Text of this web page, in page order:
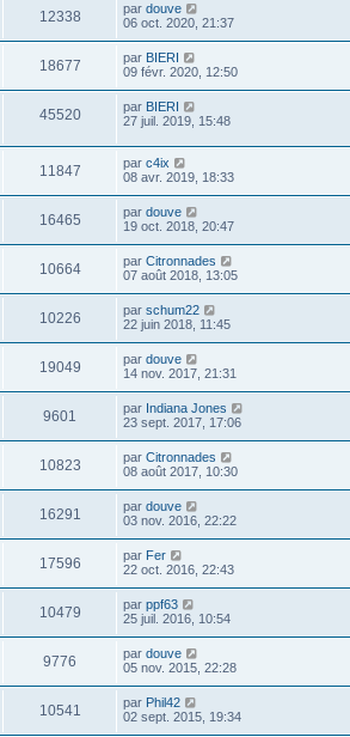
12338 par douve
06 oct. 2020, 21:37
18677 par BIERI
09 févr. 2020, 12:50
45520 par BIERI
27 juil. 2019, 15:48
11847 par c4ix
08 avr. 2019, 18:33
16465 par douve
19 oct. 2018, 20:47
10664 par Citronnades
07 août 2018, 13:05
10226 par schum22
22 juin 2018, 11:45
19049 par douve
14 nov. 2017, 21:31
9601 par Indiana Jones
23 sept. 2017, 17:06
10823 par Citronnades
08 août 2017, 10:30
16291 par douve
03 nov. 2016, 22:22
17596 par Fer
22 oct. 2016, 22:43
10479 par ppf63
25 juil. 2016, 10:54
9776 par douve
05 nov. 2015, 22:28
10541 par Phil42
02 sept. 2015, 19:34